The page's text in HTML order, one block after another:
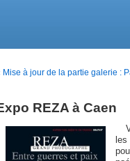
Mise à jour de la partie galerie :
REZA à Caen